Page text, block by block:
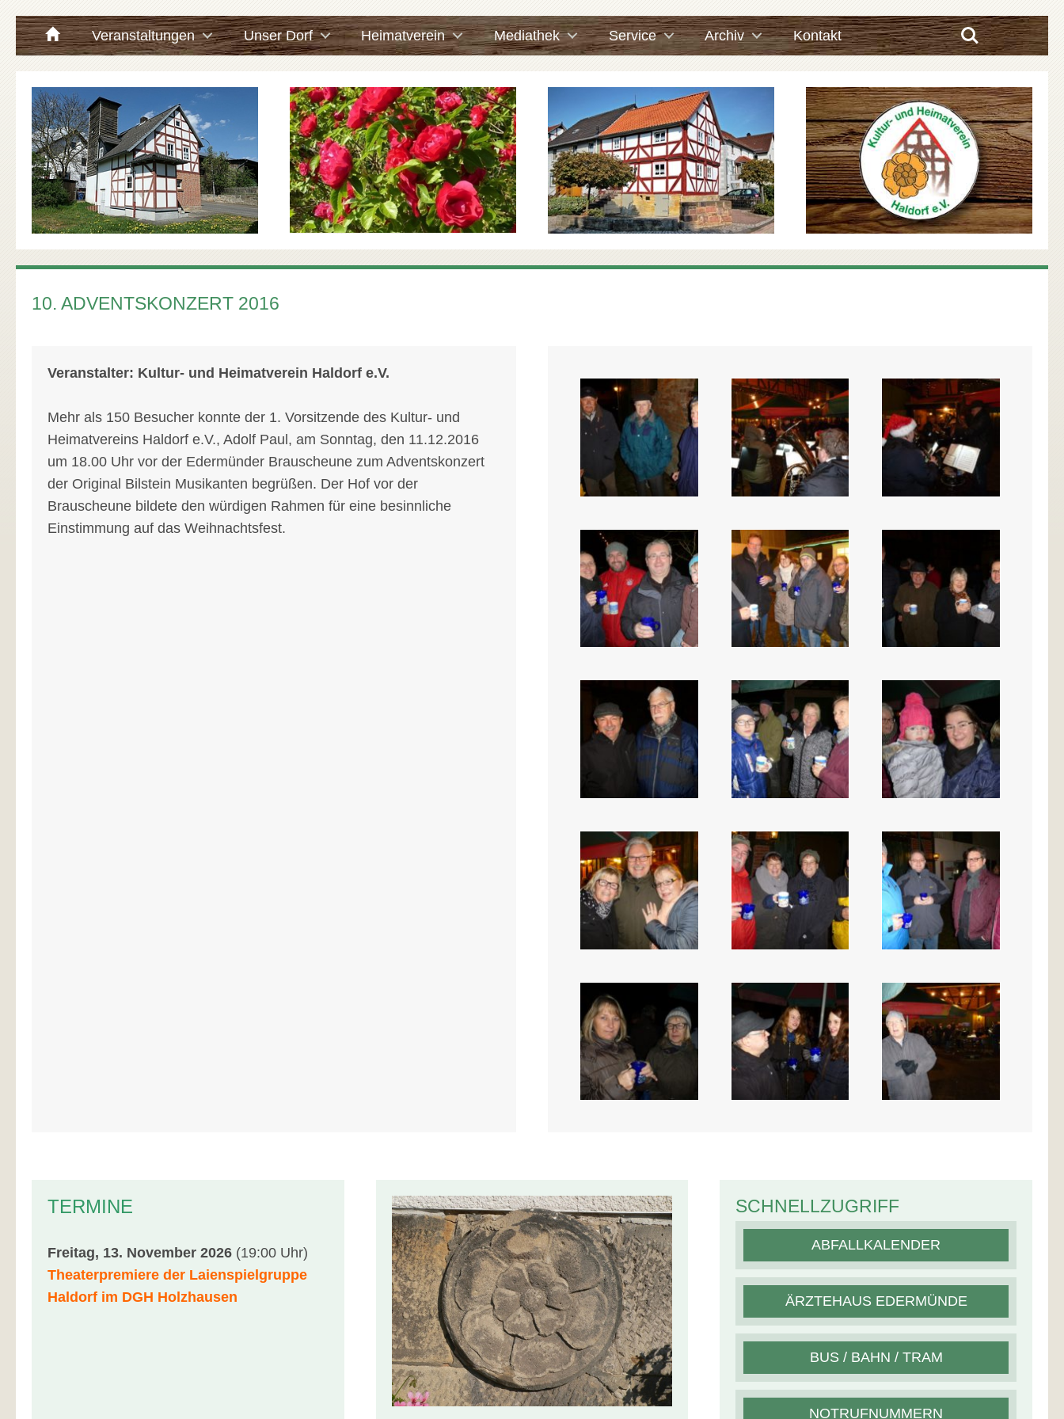
Veranstaltungen Unser Dorf Heimatverein Mediathek Service Archiv Kontakt Search
10. ADVENTSKONZERT 2016
Veranstalter: Kultur- und Heimatverein Haldorf e.V.
Mehr als 150 Besucher konnte der 1. Vorsitzende des Kultur- und
Heimatvereins Haldorf e.V., Adolf Paul, am Sonntag, den 11.12.2016
um 18.00 Uhr vor der Edermünder Brauscheune zum Adventskonzert
der Original Bilstein Musikanten begrüßen. Der Hof vor der
Brauscheune bildete den würdigen Rahmen für eine besinnliche
Einstimmung auf das Weihnachtsfest.
TERMINE
Freitag, 13. November 2026 (19:00 Uhr)
Theaterpremiere der Laienspielgruppe
Haldorf im DGH Holzhausen
SCHNELLZUGRIFF
ABFALLKALENDER
ÄRZTEHAUS EDERMÜNDE
BUS / BAHN / TRAM
NOTRUFNUMMERN